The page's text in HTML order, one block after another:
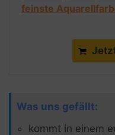
feinste
Was uns gefällt:
kommt in einem